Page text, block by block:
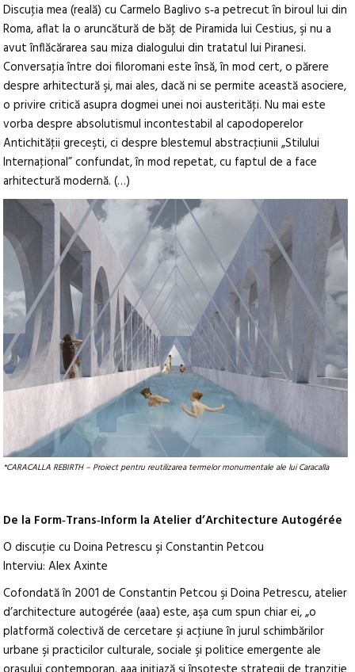
Discuţia mea (reală) cu Carmelo Baglivo s‑a petrecut în biroul lui din
Roma, aflat la o aruncătură de băţ de Piramida lui Cestius, şi nu a
avut înflăcărarea sau miza dialogului din tratatul lui Piranesi.
Conversaţia între doi filoromani este însă, în mod cert, o părere
despre arhitectură şi, mai ales, dacă ni se permite această asociere,
o privire critică asupra dogmei unei noi austerităţi. Nu mai este
vorba despre absolutismul incontestabil al capodoperelor
Antichităţii greceşti, ci despre blestemul abstracţiunii „Stilului
Internaţional” confundat, în mod repetat, cu faptul de a face
arhitectură modernă. (…)
*CARACALLA REBIRTH – Proiect pentru reutilizarea termelor monumentale ale lui Caracalla
De la Form‑Trans‑Inform la Atelier d’Architecture Autogérée
O discuţie cu Doina Petrescu şi Constantin Petcou
Interviu: Alex Axinte
Cofondată în 2001 de Constantin Petcou şi Doina Petrescu, atelier
d’architecture autogérée (aaa) este, aşa cum spun chiar ei, „o
platformă colectivă de cercetare şi acţiune în jurul schimbărilor
urbane şi practicilor culturale, sociale şi politice emergente ale